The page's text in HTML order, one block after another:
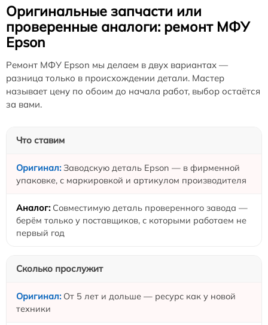
Оригинальные запчасти или
проверенные аналоги: ремонт МФУ
Epson
Ремонт МФУ Epson мы делаем в двух вариантах —
разница только в происхождении детали. Мастер
называет цену по обоим до начала работ, выбор остаётся
за вами.
Что ставим
Заводскую деталь Epson — в фирменной
упаковке, с маркировкой и артикулом производителя
Совместимую деталь проверенного завода —
берём только у поставщиков, с которыми работаем не
первый год
Сколько прослужит
От 5 лет и дольше — ресурс как у новой
техники